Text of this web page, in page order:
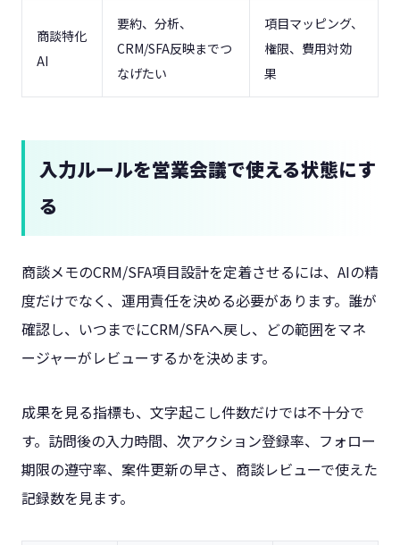
商談特化
AI
要約、分析、
CRM/SFA反映までつ
なげたい
項目マッピング、
権限、費用対効
果
入力ルールを営業会議で使える状態にす
る
商談メモのCRM/SFA項目設計を定着させるには、AIの精
度だけでなく、運用責任を決める必要があります。誰が
確認し、いつまでにCRM/SFAへ戻し、どの範囲をマネ
ージャーがレビューするかを決めます。
成果を見る指標も、文字起こし件数だけでは不十分で
す。訪問後の入力時間、次アクション登録率、フォロー
期限の遵守率、案件更新の早さ、商談レビューで使えた
記録数を見ます。